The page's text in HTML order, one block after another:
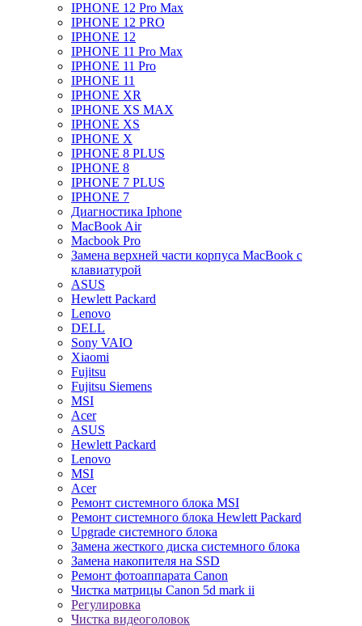
IPHONE 12 Pro Max
IPHONE 12 PRO
IPHONE 12
IPHONE 11 Pro Max
IPHONE 11 Pro
IPHONE 11
IPHONE XR
IPHONE XS MAX
IPHONE XS
IPHONE X
IPHONE 8 PLUS
IPHONE 8
IPHONE 7 PLUS
IPHONE 7
Диагностика Iphone
MacBook Air
Macbook Pro
Замена верхней части корпуса MacBook с
клавиатурой
ASUS
Hewlett Packard
Lenovo
DELL
Sony VAIO
Xiaomi
Fujitsu
Fujitsu Siemens
MSI
Acer
ASUS
Hewlett Packard
Lenovo
MSI
Acer
Ремонт системного блока MSI
Ремонт системного блока Hewlett Packard
Upgrade системного блока
Замена жесткого диска системного блока
Замена накопителя на SSD
Ремонт фотоаппарата Canon
Чистка матрицы Canon 5d mark ii
Регулировка
Чистка видеоголовок